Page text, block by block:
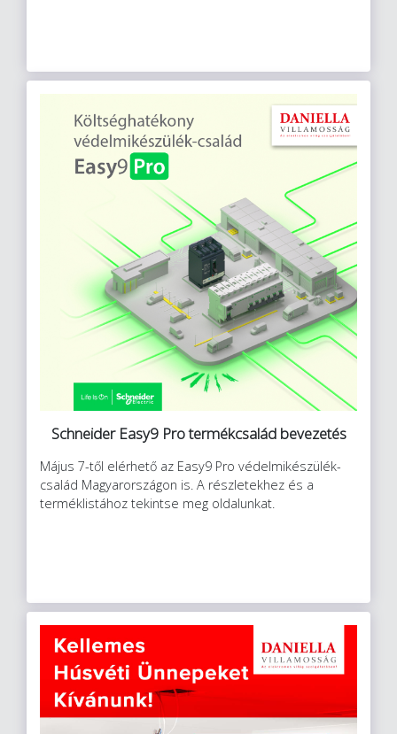
Schneider Easy9 Pro termékcsalád bevezetés
Május 7-től elérhető az Easy9 Pro védelmikészülék-
család Magyarországon is. A részletekhez és a
terméklistához tekintse meg oldalunkat.